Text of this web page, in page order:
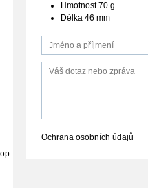
Hmotnost 70 g
Délka 46 mm
Ochrana osobních údajů